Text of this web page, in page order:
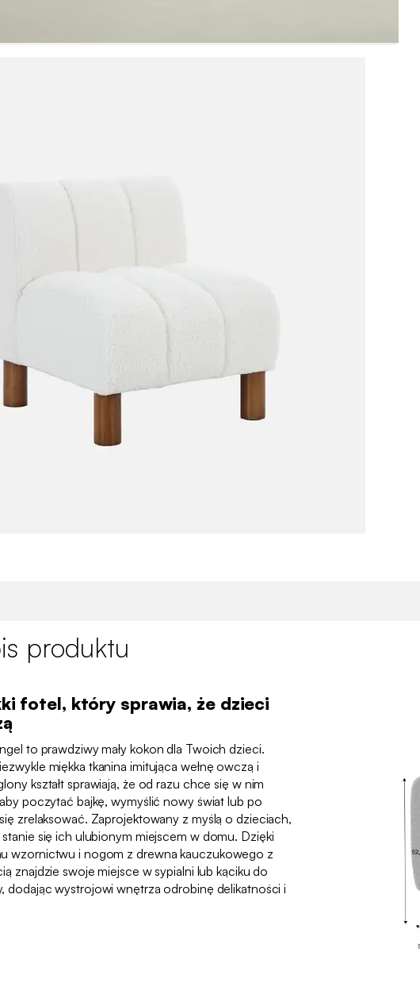
produktu
fotel, który sprawia, że dzieci
to prawdziwy mały kokon dla Twoich dzieci.
miękka tkanina imitująca wełnę owczą i
kształt sprawiają, że od razu chce się w nim
poczytać bajkę, wymyślić nowy świat lub po
zrelaksować. Zaprojektowany z myślą o dzieciach,
się ich ulubionym miejscem w domu. Dzięki
wzornictwu i nogom z drewna kauczukowego z
znajdzie swoje miejsce w sypialni lub kąciku do
dodając wystrojowi wnętrza odrobinę delikatności i